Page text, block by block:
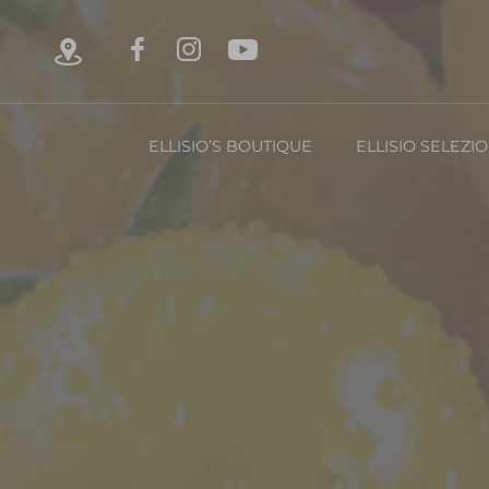
ELLISIO’S BOUTIQUE
FRUTTA
ELLISIO